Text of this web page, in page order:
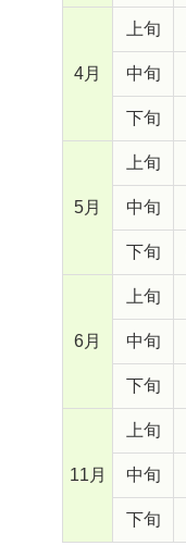
4月
上旬
中旬
下旬
5月
上旬
中旬
下旬
6月
上旬
中旬
下旬
11月
上旬
中旬
下旬